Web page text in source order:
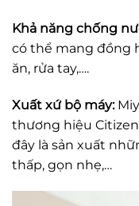
Khả năng chống
có thể mang đồng
ăn, rửa tay,….
Xuất xứ bộ máy:
thương hiệu
đây là sản xuất
thấp, gọn nhẹ,…